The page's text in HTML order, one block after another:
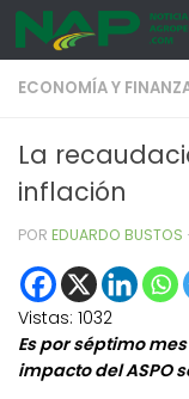
Skip to content
ECONOMÍA Y
La
inflación
POR EDUARDO BUSTOS ·
Vistas: 1032
Es por séptimo
impacto del ASPO